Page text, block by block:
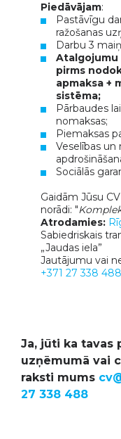
Piedāvājam:
Pastāvīgu
ražošanas
Darbu 3
Atalgojumu
pirms
apmaksa +
sistēma;
Pārbaudes
nomaksas;
Piemaksas
Veselības
Sociālās
Gaidām Jūsu
norādi: "
Atrodamies:
Sabiedriskais
„Jaudas iela”
Jautājumu vai
+371 27 338 488
Ja, jūti ka tavas
uzņēmumā vai
raksti mums
27 338 488